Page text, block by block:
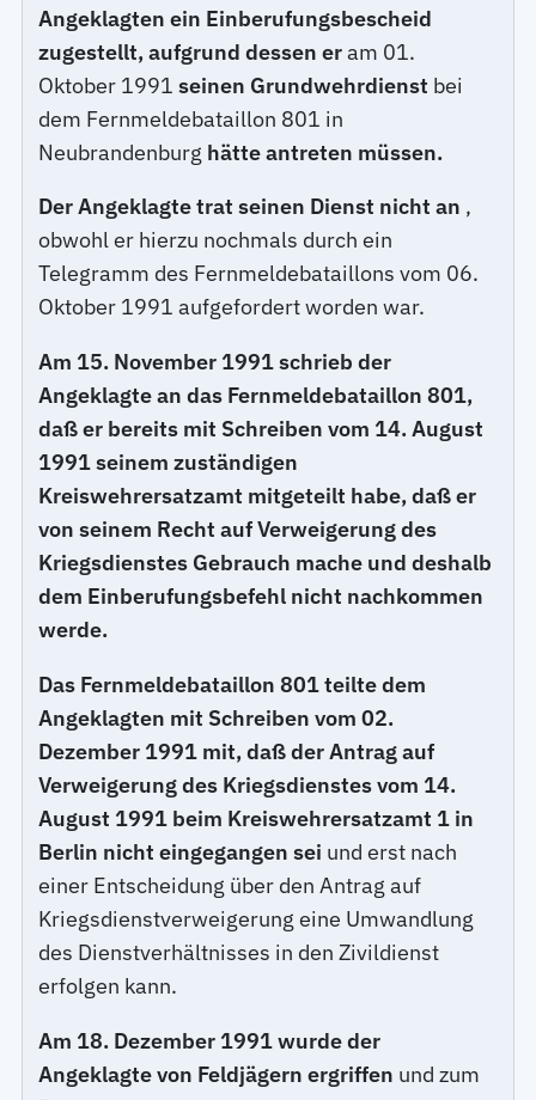
Angeklagten ein Einberufungsbescheid
zugestellt, aufgrund dessen eram 01.
Oktober 1991seinen Grundwehrdienst bei
dem Fernmeldebataillon 801 in
Neubrandenburg hätte antreten müssen.
Der Angeklagte trat seinen Dienst nicht an ,
obwohl er hierzu nochmals durch ein
Telegramm des Fernmeldebataillons vom 06.
Oktober 1991 aufgefordert worden war.
Am 15. November 1991 schrieb der
Angeklagte an das Fernmeldebataillon 801,
daß er bereits mit Schreiben vom 14. August
1991 seinem zuständigen
Kreiswehrersatzamt mitgeteilt habe, daß er
von seinem Recht auf Verweigerung des
Kriegsdienstes Gebrauch mache und deshalb
dem Einberufungsbefehl nicht nachkommen
werde.
Das Fernmeldebataillon 801 teilte dem
Angeklagten mit Schreiben vom 02.
Dezember 1991 mit, daß der Antrag auf
Verweigerung des Kriegsdienstes vom 14.
August 1991 beim Kreiswehrersatzamt 1 in
Berlin nicht eingegangen sei und erst nach
einer Entscheidung über den Antrag auf
Kriegsdienstverweigerung eine Umwandlung
des Dienstverhältnisses in den Zivildienst
erfolgen kann.
Am 18. Dezember 1991 wurde der
Angeklagte von Feldjägern ergriffen und zum